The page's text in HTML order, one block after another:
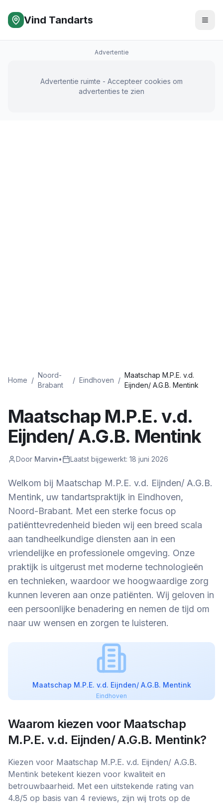
Vind Tandarts
Advertentie
Advertentie ruimte - Accepteer cookies om
advertenties te zien
Home /
Noord-
Brabant
/ Eindhoven /
Maatschap M.P.E. v.d.
Eijnden/ A.G.B. Mentink
Maatschap M.P.E. v.d.
Eijnden/ A.G.B. Mentink
Door Marvin• Laatst bijgewerkt: 18 juni 2026
Welkom bij Maatschap M.P.E. v.d. Eijnden/ A.G.B.
Mentink, uw tandartspraktijk in Eindhoven,
Noord-Brabant. Met een sterke focus op
patiënttevredenheid bieden wij een breed scala
aan tandheelkundige diensten aan in een
vriendelijke en professionele omgeving. Onze
praktijk is uitgerust met moderne technologieën
en technieken, waardoor we hoogwaardige zorg
kunnen leveren aan onze patiënten. Wij geloven in
een persoonlijke benadering en nemen de tijd om
naar uw wensen en zorgen te luisteren.
Maatschap M.P.E. v.d. Eijnden/ A.G.B. Mentink
Eindhoven
Waarom kiezen voor Maatschap
M.P.E. v.d. Eijnden/ A.G.B. Mentink?
Kiezen voor Maatschap M.P.E. v.d. Eijnden/ A.G.B.
Mentink betekent kiezen voor kwaliteit en
betrouwbaarheid. Met een uitstekende rating van
4.8/5 op basis van 4 reviews, zijn wij trots op de